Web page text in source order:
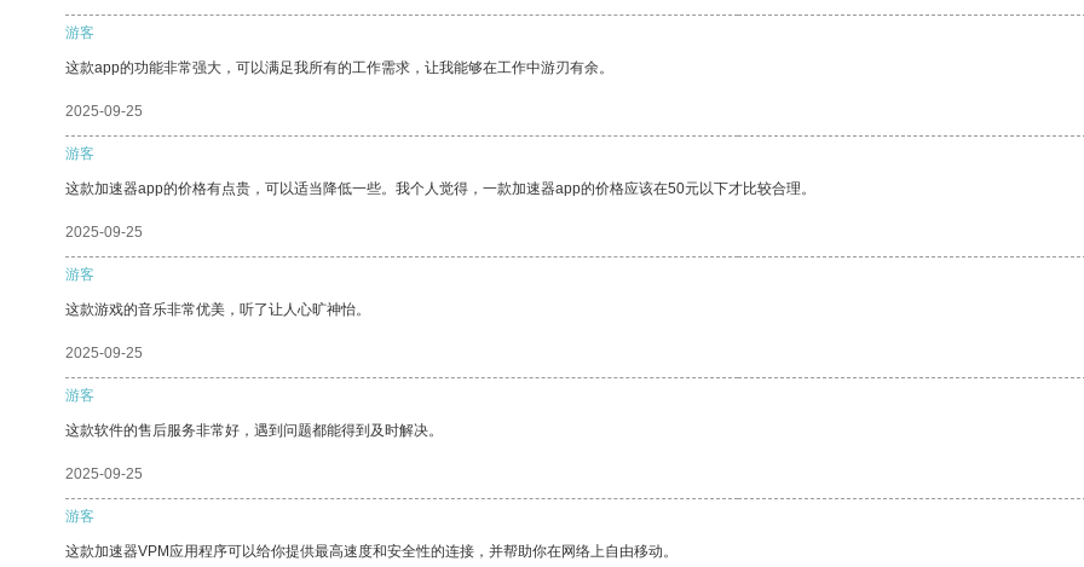
游客
这款app的功能非常强大，可以满足我所有的工作需求，让我能够在工作中游刃有余。
2025-09-25
游客
这款加速器app的价格有点贵，可以适当降低一些。我个人觉得，一款加速器app的价格应该在50元以下才比较合理。
2025-09-25
游客
这款游戏的音乐非常优美，听了让人心旷神怡。
2025-09-25
游客
这款软件的售后服务非常好，遇到问题都能得到及时解决。
2025-09-25
游客
这款加速器VPM应用程序可以给你提供最高速度和安全性的连接，并帮助你在网络上自由移动。